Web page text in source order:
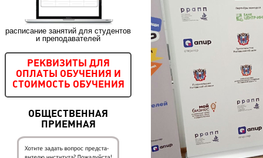
расписание занятий для студентов
и преподавателей
РЕКВИЗИТЫ ДЛЯ
ОПЛАТЫ ОБУЧЕНИЯ И
СТОИМОСТЬ ОБУЧЕНИЯ
ОБЩЕСТВЕННАЯ
ПРИЕМНАЯ